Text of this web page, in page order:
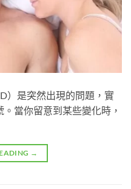
）是突然出現的問題，實
當你留意到某些變化時，
→